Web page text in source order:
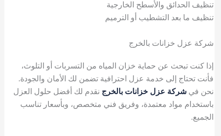
تنظيف الحدائق والأسطح الخارجية
تنظيف ما بعد التشطيب أو الترميم
شركة عزل خزانات بالخرج
إذا كنت تبحث عن حماية خزان المياه من التسربات أو التلوث،
فأنت تحتاج إلى خدمة عزل احترافية تضمن لك الأمان والجودة.
نحن في شركة عزل خزانات بالخرج نقدم لك أفضل حلول العزل
باستخدام مواد معتمدة، وفريق فني متخصص، وبأسعار تناسب
الجميع.